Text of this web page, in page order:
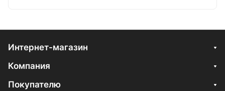
Интернет-магазин
Компания
Покупателю